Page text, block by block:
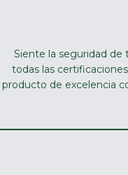
Siente la seguridad de
todas las
producto de excelencia